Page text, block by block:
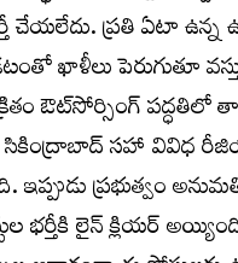
చేయలేదు. ప్రతి ఏటా ఉన్న
ఖాళీలు పెరుగుతూ
ఔట్‌సోర్సింగ్‌ పద్ధతిలో
సహా వివిధ
ప్రభుత్వం
భర్తీకి లైన్ క్లియర్